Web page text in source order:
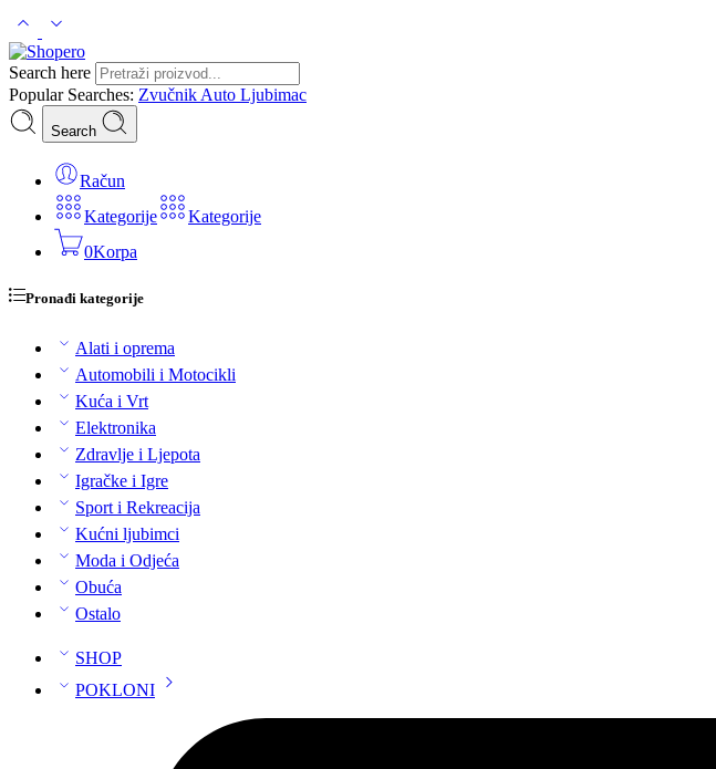
Search here
Popular Searches: Zvučnik Auto Ljubimac
Search
Račun
Kategorije
Kategorije
0Korpa
Pronađi kategorije
Alati i oprema
Automobili i Motocikli
Kuća i Vrt
Elektronika
Zdravlje i Ljepota
Igračke i Igre
Sport i Rekreacija
Kućni ljubimci
Moda i Odjeća
Obuća
Ostalo
SHOP
POKLONI